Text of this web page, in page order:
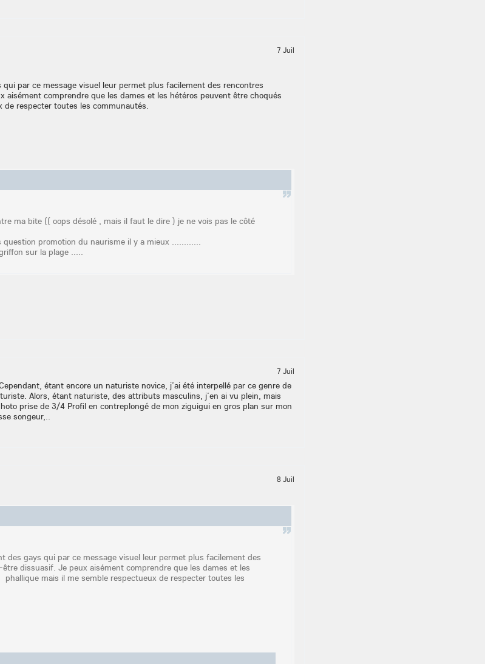
7 Juil
par ce message visuel leur permet plus facilement des rencontres
comprendre que les dames et les hétéros peuvent être choqués
respecter toutes les communautés.
ma bite (( oops désolé , mais il faut le dire ) je ne vois pas le côté
promotion du naurisme il y a mieux ............
sur la plage .....
7 Juil
étant encore un naturiste novice, j’ai été interpellé par ce genre de
Alors, étant naturiste, des attributs masculins, j’en ai vu plein, mais
prise de 3/4 Profil en contreplongé de mon ziguigui en gros plan sur mon
songeur,..
8 Juil
gays qui par ce message visuel leur permet plus facilement des
dissuasif. Je peux aisément comprendre que les dames et les
mais il me semble respectueux de respecter toutes les